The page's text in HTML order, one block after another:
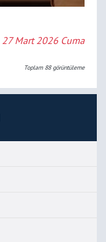
27 Mart 2026 Cuma
Toplam 88görüntüleme